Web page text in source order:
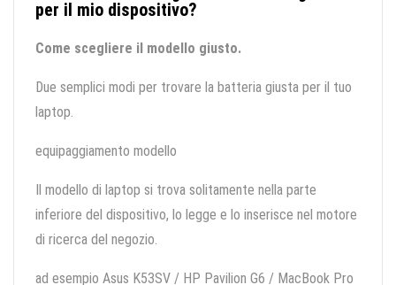
per il mio dispositivo?
Come scegliere il modello giusto.
Due semplici modi per trovare la batteria giusta per il tuo
laptop.
equipaggiamento modello
Il modello di laptop si trova solitamente nella parte
inferiore del dispositivo, lo legge e lo inserisce nel motore
di ricerca del negozio.
ad esempio Asus K53SV / HP Pavilion G6 / MacBook Pro